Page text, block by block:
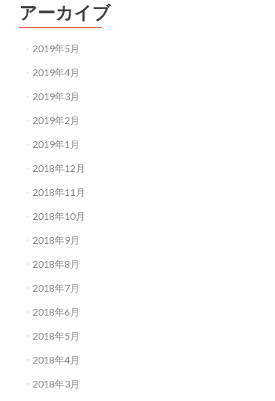
アーカイブ
2019年5月
2019年4月
2019年3月
2019年2月
2019年1月
2018年12月
2018年11月
2018年10月
2018年9月
2018年8月
2018年7月
2018年6月
2018年5月
2018年4月
2018年3月